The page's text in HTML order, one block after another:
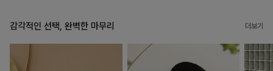
감각적인 선택, 완벽한 마무리 더보기